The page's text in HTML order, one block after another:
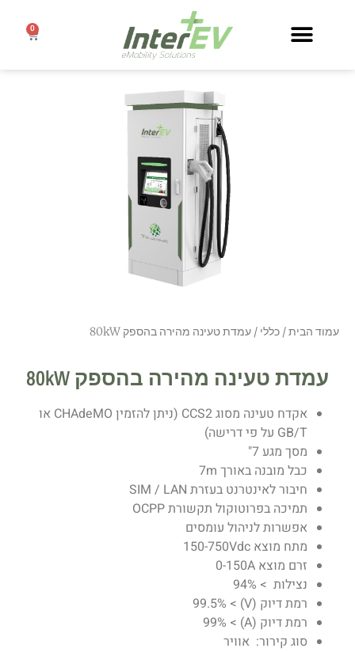
0
עמוד הבית/ כללי / עמדת טעינה מהירה בהספק 80kW
עמדת טעינה מהירה בהספק 80kW
אקדח טעינה מסוג CCS2 (ניתן להזמין CHAdeMO או
GB/T על פי דרישה)
מסך מגע 7"
כבל מובנה באורך 7m
חיבור לאינטרנט בעזרת SIM / LAN
תמיכה בפרוטוקול תקשורת OCPP
אפשרות לניהול עומסים
מתח מוצא 150-750Vdc
זרם מוצא 0-150A
נצילות > 94%
רמת דיוק (V) > 99.5%
רמת דיוק (A) > 99%
סוג קירור: אוויר